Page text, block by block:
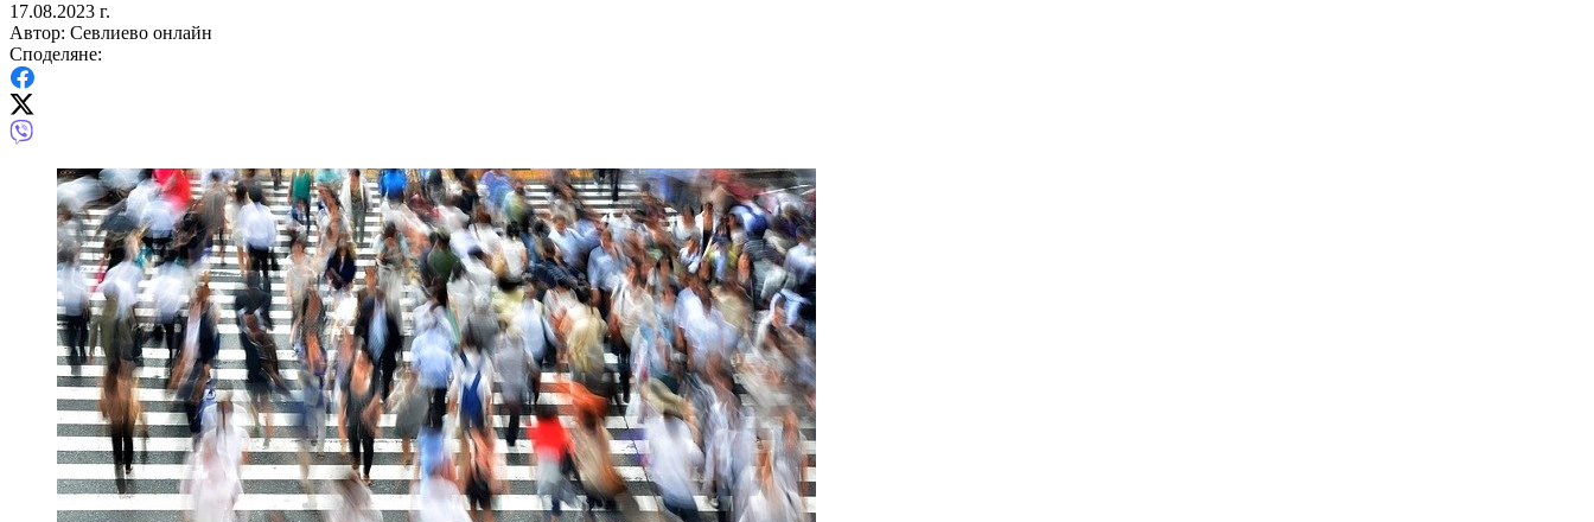
17.08.2023 г.
Автор: Севлиево онлайн
Споделяне: